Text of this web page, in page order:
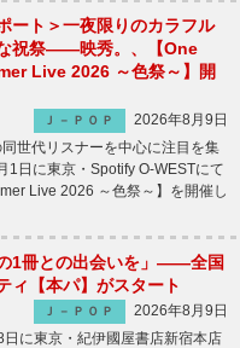
ート＞一夜限りのカラフル
祝祭――映秀。、【One
Live 2026 ～色祭～】開
Ｊ－ＰＯＰ
2026年8月9日
世代リスナーを中心に注目を集
1日に東京・Spotify O-WESTにて
Live 2026 ～色祭～】を開催し
の1冊との出会いを」――全国
ィ【本パ】がスタート
Ｊ－ＰＯＰ
2026年8月9日
に東京・紀伊國屋書店新宿本店